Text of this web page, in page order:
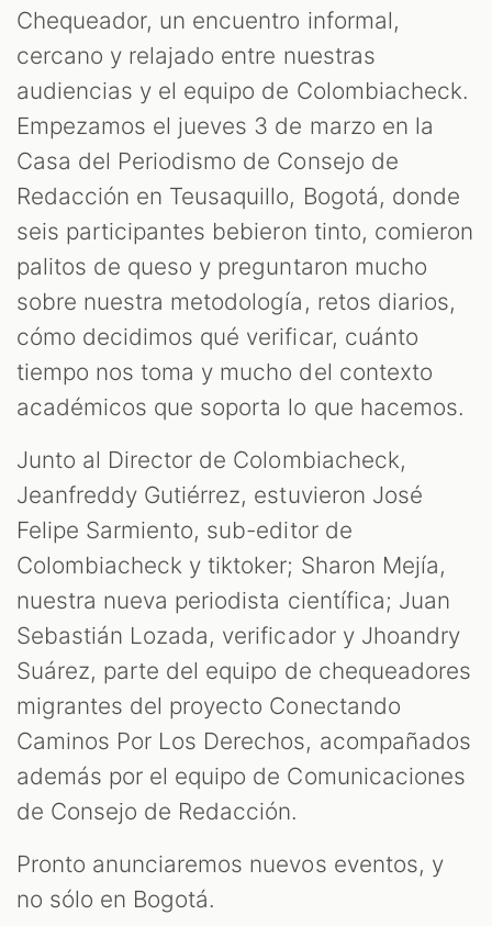
Chequeador, un encuentro informal,
cercano y relajado entre nuestras
audiencias y el equipo de Colombiacheck.
Empezamos el jueves 3 de marzo en la
Casa del Periodismo de Consejo de
Redacción en Teusaquillo, Bogotá, donde
seis participantes bebieron tinto, comieron
palitos de queso y preguntaron mucho
sobre nuestra metodología, retos diarios,
cómo decidimos qué verificar, cuánto
tiempo nos toma y mucho del contexto
académicos que soporta lo que hacemos.
Junto al Director de Colombiacheck,
Jeanfreddy Gutiérrez, estuvieron José
Felipe Sarmiento, sub-editor de
Colombiacheck y tiktoker; Sharon Mejía,
nuestra nueva periodista científica; Juan
Sebastián Lozada, verificador y Jhoandry
Suárez, parte del equipo de chequeadores
migrantes del proyecto Conectando
Caminos Por Los Derechos, acompañados
además por el equipo de Comunicaciones
de Consejo de Redacción.
Pronto anunciaremos nuevos eventos, y
no sólo en Bogotá.